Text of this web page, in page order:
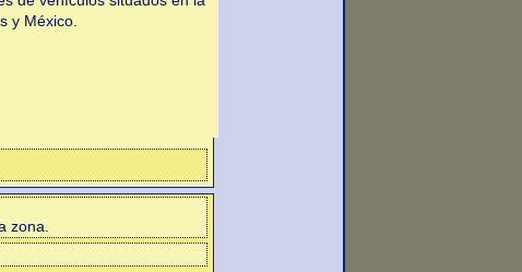
y México.
zona.